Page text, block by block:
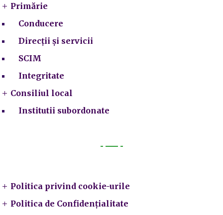
Primărie
Conducere
Direcții și servicii
SCIM
Integritate
Consiliul local
Institutii subordonate
Politica privind cookie-urile
Politica de Confidențialitate